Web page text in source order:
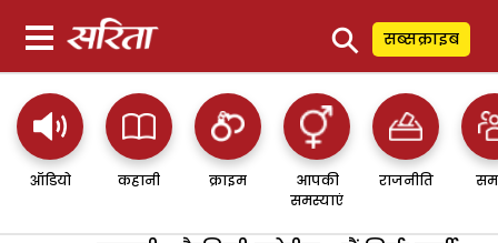
⚲ सब्सक्राइब
ऑडियो कहानी क्राइम
आपकी
समस्याएं
राजनीति